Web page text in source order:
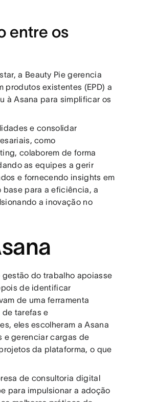
entre os
a Beauty Pie gerencia
produtos existentes (EPD) a
à Asana para simplificar os
e consolidar
como
colaborem de forma
as equipes a gerir
e fornecendo insights em
base para a eficiência, a
a inovação no
do trabalho apoiasse
de identificar
de uma ferramenta
tarefas e
eles escolheram a Asana
e gerenciar cargas de
da plataforma, o que
de consultoria digital
para impulsionar a adoção